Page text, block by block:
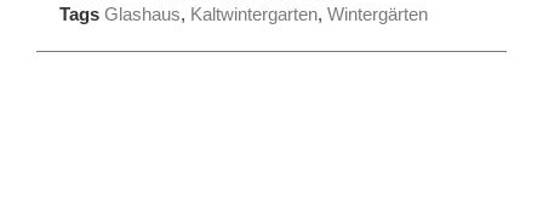
Tags Glashaus, Kaltwintergarten, Wintergärten